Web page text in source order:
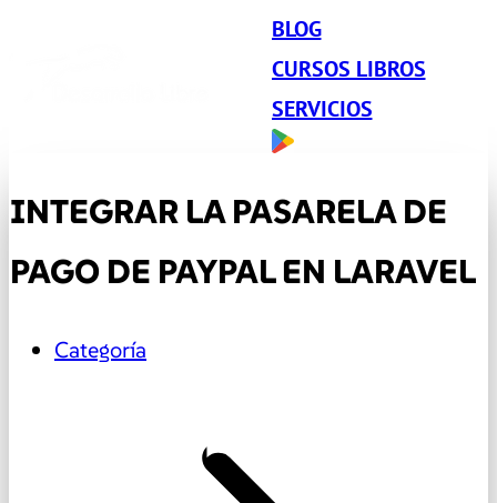
BLOG
CURSOS LIBROS
SERVICIOS
INTEGRAR LA PASARELA DE
PAGO DE PAYPAL EN LARAVEL
Categoría